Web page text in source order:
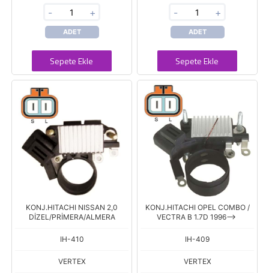
- +
ADET
Sepete Ekle
- +
ADET
Sepete Ekle
KONJ.HITACHI NISSAN 2,0
DİZEL/PRİMERA/ALMERA
IH-410
VERTEX
KONJ.HITACHI OPEL COMBO /
VECTRA B 1.7D 1996-->
IH-409
VERTEX